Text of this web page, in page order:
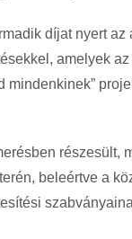
díjat nyert
amelyek
mindenkinek”
részesült,
beleértve a